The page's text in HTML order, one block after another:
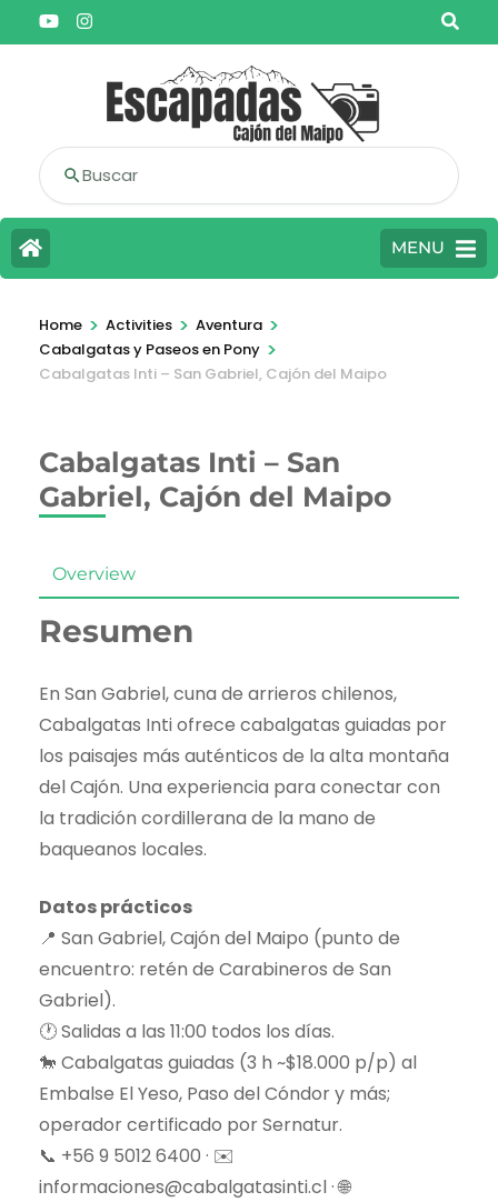
Buscar
MENU
Home > Activities > Aventura >
Cabalgatas y Paseos en Pony >
Cabalgatas Inti – San Gabriel, Cajón del Maipo
Cabalgatas Inti – San
Gabriel, Cajón del Maipo
Overview
Resumen
En San Gabriel, cuna de arrieros chilenos,
Cabalgatas Inti ofrece cabalgatas guiadas por
los paisajes más auténticos de la alta montaña
del Cajón. Una experiencia para conectar con
la tradición cordillerana de la mano de
baqueanos locales.
Datos prácticos
📍 San Gabriel, Cajón del Maipo (punto de
encuentro: retén de Carabineros de San
Gabriel).
🕐 Salidas a las 11:00 todos los días.
🐎 Cabalgatas guiadas (3 h ~$18.000 p/p) al
Embalse El Yeso, Paso del Cóndor y más;
operador certificado por Sernatur.
📞 +56 9 5012 6400 · ✉️
informaciones@cabalgatasinti.cl · 🌐